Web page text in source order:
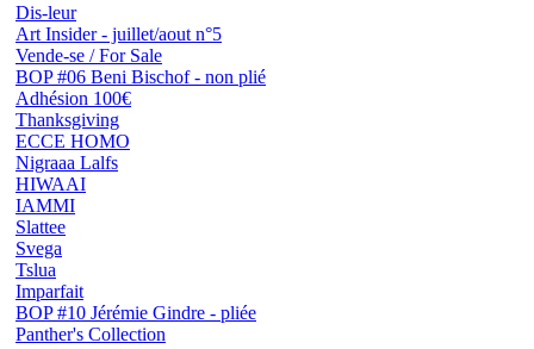
Dis-leur
Art Insider - juillet/aout n°5
Vende-se / For Sale
BOP #06 Beni Bischof - non plié
Adhésion 100€
Thanksgiving
ECCE HOMO
Nigraaa Lalfs
HIWAAI
IAMMI
Slattee
Svega
Tslua
Imparfait
BOP #10 Jérémie Gindre - pliée
Panther's Collection